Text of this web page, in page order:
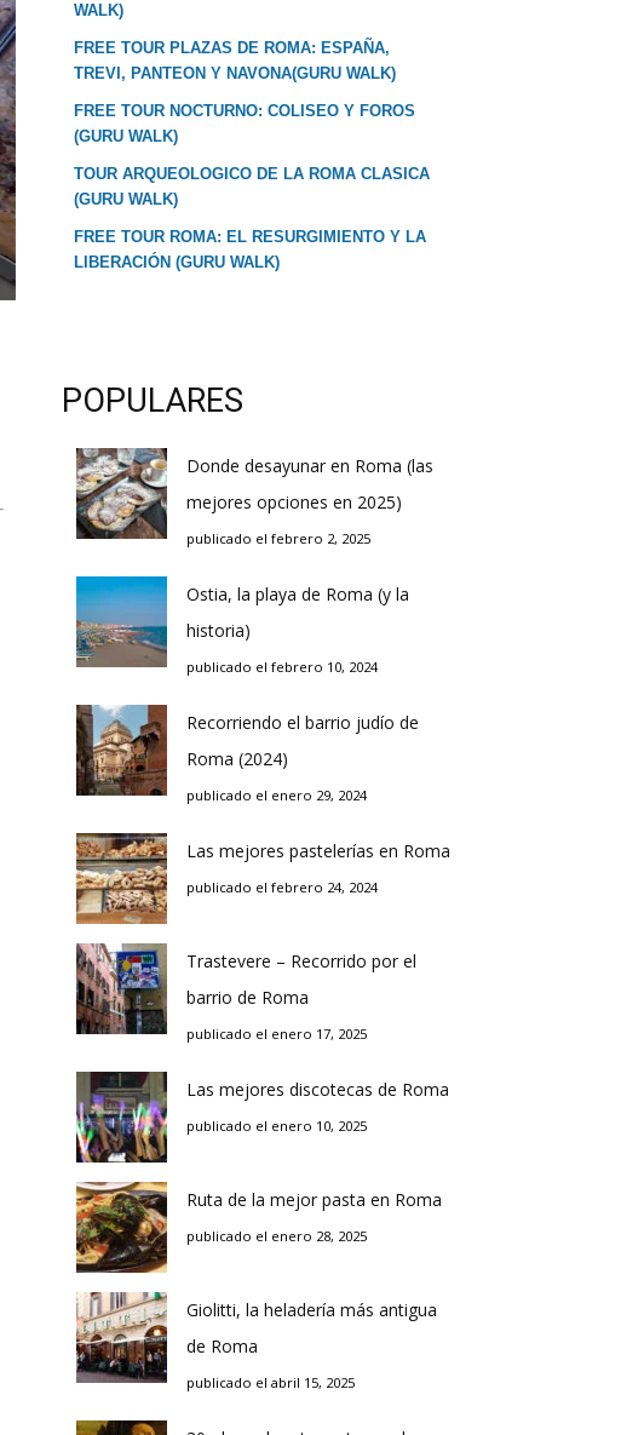
WALK)
FREE TOUR PLAZAS DE ROMA: ESPAÑA,
TREVI, PANTEON Y NAVONA(GURU WALK)
FREE TOUR NOCTURNO: COLISEO Y FOROS
(GURU WALK)
TOUR ARQUEOLOGICO DE LA ROMA CLASICA
(GURU WALK)
FREE TOUR ROMA: EL RESURGIMIENTO Y LA
LIBERACIÓN (GURU WALK)
POPULARES
Donde desayunar en Roma (las
mejores opciones en 2025)
publicado el febrero 2, 2025
Ostia, la playa de Roma (y la
historia)
publicado el febrero 10, 2024
Recorriendo el barrio judío de
Roma (2024)
publicado el enero 29, 2024
Las mejores pastelerías en Roma
publicado el febrero 24, 2024
Trastevere – Recorrido por el
barrio de Roma
publicado el enero 17, 2025
Las mejores discotecas de Roma
publicado el enero 10, 2025
Ruta de la mejor pasta en Roma
publicado el enero 28, 2025
Giolitti, la heladería más antigua
de Roma
publicado el abril 15, 2025